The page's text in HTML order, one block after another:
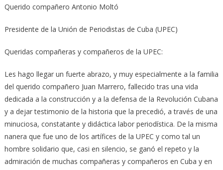
Querido compañero Antonio Moltó
Presidente de la Unión de Periodistas de Cuba (UPEC)
Queridas compañeras y compañeros de la UPEC:
Les hago llegar un fuerte abrazo, y muy especialmente a la familia
del querido compañero Juan Marrero, fallecido tras una vida
dedicada a la construcción y a la defensa de la Revolución Cubana
y a dejar testimonio de la historia que la precedió, a través de una
minuciosa, constatante y didáctica labor periodística. De la misma
nanera que fue uno de los artífices de la UPEC y como tal un
hombre solidario que, casi en silencio, se ganó el repeto y la
admiración de muchas compañeras y compañeros en Cuba y en